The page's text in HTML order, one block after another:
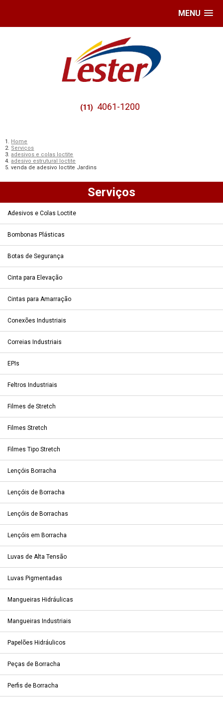
MENU
(11) 4061-1200
Home
Serviços
adesivos e colas loctite
adesivo estrutural loctite
venda de adesivo loctite Jardins
Serviços
Adesivos e Colas Loctite
Bombonas Plásticas
Botas de Segurança
Cinta para Elevação
Cintas para Amarração
Conexões Industriais
Correias Industriais
EPIs
Feltros Industriais
Filmes de Stretch
Filmes Stretch
Filmes Tipo Stretch
Lençóis Borracha
Lençóis de Borracha
Lençóis de Borrachas
Lençóis em Borracha
Luvas de Alta Tensão
Luvas Pigmentadas
Mangueiras Hidráulicas
Mangueiras Industriais
Papelões Hidráulicos
Peças de Borracha
Perfis de Borracha